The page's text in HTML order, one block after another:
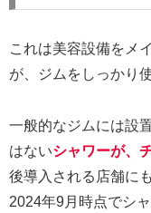
これは美容設備をメ
が、ジムをしっかり
一般的なジムには設
はないシャワーが、
後導入される店舗に
2024年9月時点でシ